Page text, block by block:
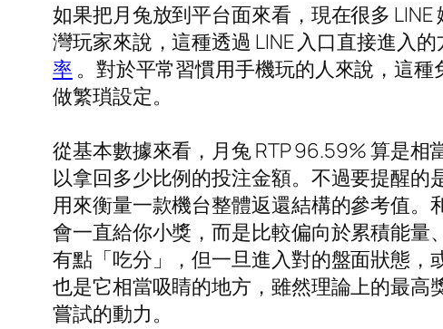
如果把月兔放到平台面來看，現在很多
灣玩家來說，這種透過 LINE 入口直接進入
率 。對於平常習慣用手機玩的人來說，這
做繁瑣設定。
從基本數據來看，月兔 RTP 96.59% 算是
以拿回多少比例的投注金額。不過要提醒的
用來衡量一款機台整體返還結構的參考值。
會一直給你小獎，而是比較偏向於累積能
有點「吃分」，但一旦進入對的盤面狀態，
也是它相當吸睛的地方，雖然理論上的最
嘗試的動力。